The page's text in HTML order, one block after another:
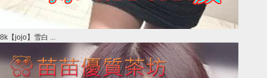
8k【jojo】雪白 ...